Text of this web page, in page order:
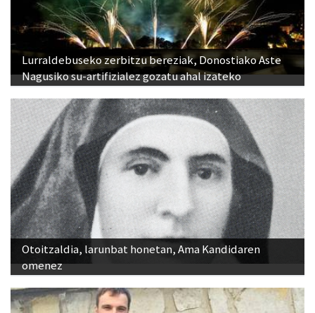
Lurraldebuseko zerbitzu bereziak, Donostiako Aste
Nagusiko su-artifizialez gozatu ahal izateko
Otoitzaldia, larunbat honetan, Ama Kandidaren
omenez